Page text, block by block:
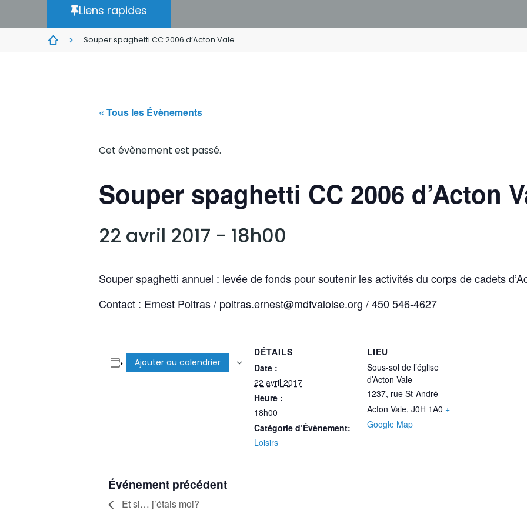
Liens rapides
Souper spaghetti CC 2006 d’Acton Vale
« Tous les Évènements
Cet évènement est passé.
Souper spaghetti CC 2006 d’Acton
22 avril 2017 - 18h00
Souper spaghetti annuel : levée de fonds pour soutenir les activités du corps de cadets
Contact : Ernest Poitras / poitras.ernest@mdfvaloise.org / 450 546-4627
Ajouter au calendrier
DÉTAILS
Date :
22 avril 2017
Heure :
18h00
Catégorie d’Évènement:
Loisirs
LIEU
Sous-sol de l’église
d’Acton Vale
1237, rue St-André
Acton Vale, J0H 1A0 +
Google Map
Événement précédent
Et si… j’étais moi?